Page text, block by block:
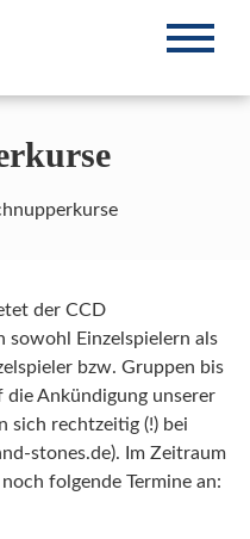
der CCD
sowohl Einzelspielern als
bzw. Gruppen bis
Ankündigung unserer
sich rechtzeitig (!) bei
stones.de). Im Zeitraum
folgende Termine an: